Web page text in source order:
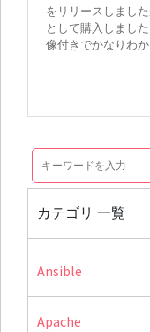
をリリースしまし
として購入しまし
像付きでかなりわ
カテゴリ 一覧
Ansible
Apache